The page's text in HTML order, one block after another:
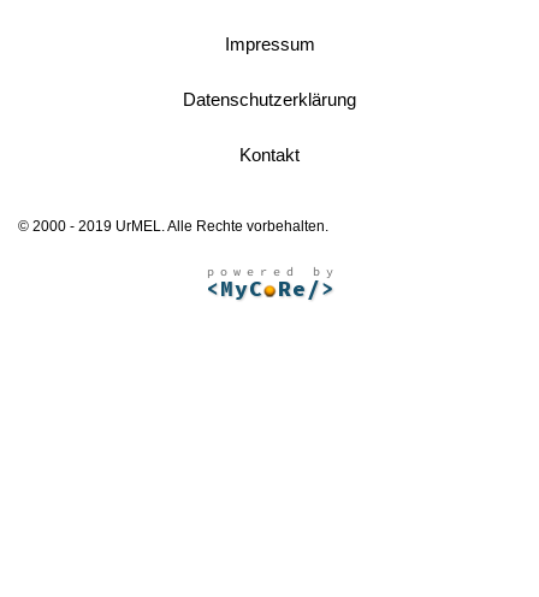
Impressum
Datenschutzerklärung
Kontakt
© 2000 - 2019 UrMEL. Alle Rechte vorbehalten.